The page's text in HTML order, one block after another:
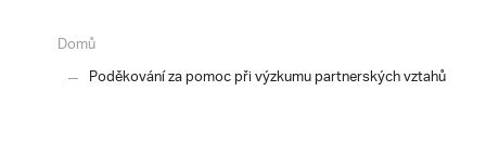
Domů
Poděkování za pomoc při výzkumu partnerských vztahů